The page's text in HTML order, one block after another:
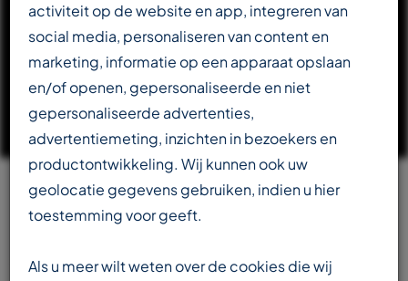
Team
beschikbaar in meerdere talen
activiteit op de website en app, integreren van
social media, personaliseren van content en
marketing, informatie op een apparaat opslaan
en/of openen, gepersonaliseerde en niet
gepersonaliseerde advertenties,
advertentiemeting, inzichten in bezoekers en
productontwikkeling. Wij kunnen ook uw
geolocatie gegevens gebruiken, indien u hier
toestemming voor geeft.
Als u meer wilt weten over de cookies die wij